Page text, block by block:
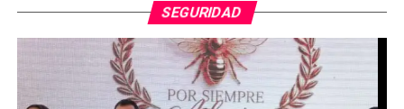
SEGURIDAD